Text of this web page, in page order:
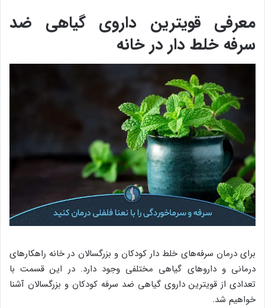
معرفی قویترین داروی گیاهی ضد
سرفه خلط دار در خانه
برای درمان سرفه‌های خلط دار کودکان و بزرگسالان در خانه راهکارهای
درمانی و داروهای گیاهی مختلفی وجود دارد. در این قسمت با
تعدادی از قویترین داروی گیاهی ضد سرفه کودکان و بزرگسالان آشنا
خواهیم شد.